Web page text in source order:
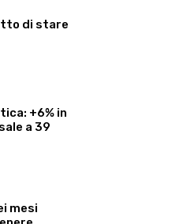
di stare
+6% in
a 39
mesi